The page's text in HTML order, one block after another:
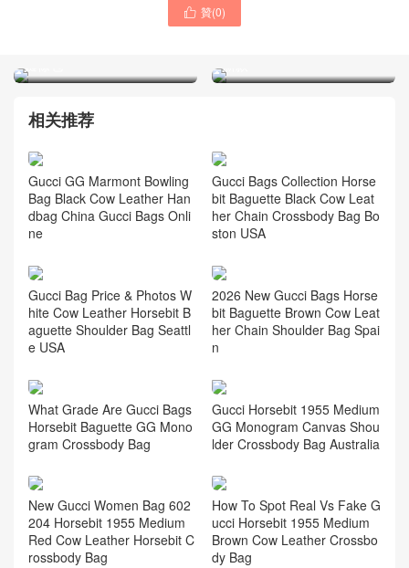
 贊(0)
GuccI包包正品代購網站
新款
相关推荐
Gucci GG Marmont Bowling
Bag Black Cow Leather Han
dbag China Gucci Bags Onli
ne
Gucci Bags Collection Horse
bit Baguette Black Cow Leat
her Chain Crossbody Bag Bo
ston USA
Gucci Bag Price & Photos W
hite Cow Leather Horsebit B
aguette Shoulder Bag Seattl
e USA
2026 New Gucci Bags Horse
bit Baguette Brown Cow Leat
her Chain Shoulder Bag Spai
n
What Grade Are Gucci Bags
Horsebit Baguette GG Mono
gram Crossbody Bag
Gucci Horsebit 1955 Medium
GG Monogram Canvas Shou
lder Crossbody Bag Australia
New Gucci Women Bag 602
204 Horsebit 1955 Medium
Red Cow Leather Horsebit C
rossbody Bag
How To Spot Real Vs Fake G
ucci Horsebit 1955 Medium
Brown Cow Leather Crossbo
dy Bag